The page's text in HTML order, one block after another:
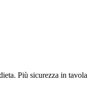
Più sicurezza in tavola